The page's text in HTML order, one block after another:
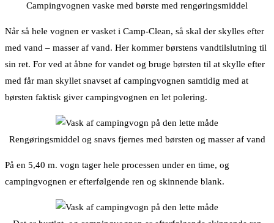
Campingvognen vaske med børste med rengøringsmiddel
Når så hele vognen er vasket i Camp-Clean, så skal der skylles efter
med vand – masser af vand. Her kommer børstens vandtilslutning til
sin ret. For ved at åbne for vandet og bruge børsten til at skylle efter
med får man skyllet snavset af campingvognen samtidig med at
børsten faktisk giver campingvognen en let polering.
Rengøringsmiddel og snavs fjernes med børsten og masser af vand
På en 5,40 m. vogn tager hele processen under en time, og
campingvognen er efterfølgende ren og skinnende blank.